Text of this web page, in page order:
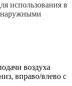
использования в
наружными
воздуха
вправо/влево с